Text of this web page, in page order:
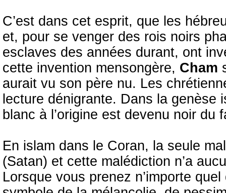
C’est dans cet esprit, que les
et, pour se venger des rois noirs
esclaves des années durant, ont
cette invention mensongère, Cham
aurait vu son père nu. Les
lecture dénigrante. Dans la genèse
blanc à l’origine est devenu noir du
En islam dans le Coran, la seule
(Satan) et cette malédiction n’a
Lorsque vous prenez n’importe